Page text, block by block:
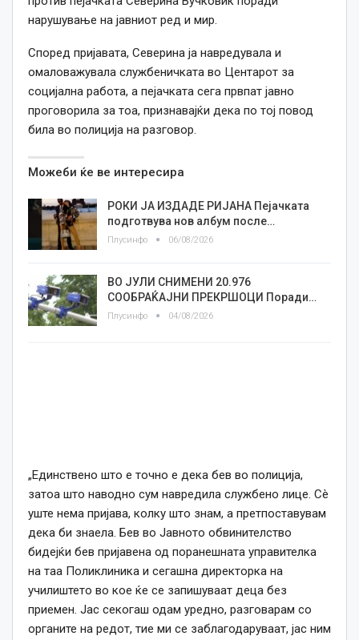
нарушување на јавниот ред и мир.
Според пријавата, Северина ја навредувала и
омаловажувала службеничката во Центарот за
социјална работа, а пејачката сега првпат јавно
проговорила за тоа, признавајќи дека по тој повод
била во полиција на разговор.
Можеби ќе ве интересира
РОКИ ЈА ИЗДАДЕ РИЈАНА Пејачката
подготвува нов албум после…
Плусинфо 06/08/2026
ВО ЈУЛИ СНИМЕНИ 20.976
СООБРАЌАЈНИ ПРЕКРШОЦИ Поради…
Плусинфо 04/08/2026
„Единствено што е точно е дека бев во полиција,
затоа што наводно сум навредила службено лице. Сè
уште нема пријава, колку што знам, а претпоставувам
дека би знаела. Бев во Јавното обвинителство
бидејќи бев пријавена од поранешната управителка
на таа Поликлиника и сегашна директорка на
училиштето во кое ќе се запишуваат деца без
приемен. Јас секогаш одам уредно, разговарам со
органите на редот, тие ми се заблагодаруваат, јас ним